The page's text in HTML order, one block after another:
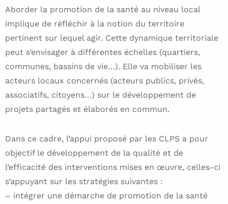
Aborder la promotion de la santé au niveau local
implique de réfléchir à la notion du territoire
pertinent sur lequel agir. Cette dynamique territoriale
peut s’envisager à différentes échelles (quartiers,
communes, bassins de vie…). Elle va mobiliser les
acteurs locaux concernés (acteurs publics, privés,
associatifs, citoyens…) sur le développement de
projets partagés et élaborés en commun.
Dans ce cadre, l’appui proposé par les CLPS a pour
objectif le développement de la qualité et de
l’efficacité des interventions mises en œuvre, celles-ci
s’appuyant sur les stratégies suivantes :
– intégrer une démarche de promotion de la santé